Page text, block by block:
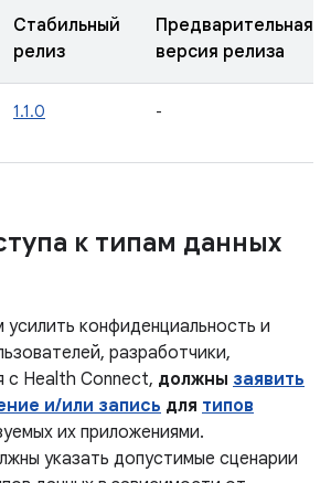
Стабильный
релиз
Предварительная
версия релиза
1.1.0 -
к типам данных
конфиденциальность и
разработчики,
с Health Connect, должны заявить
и/или запись для типов
их приложениями.
указать допустимые сценарии